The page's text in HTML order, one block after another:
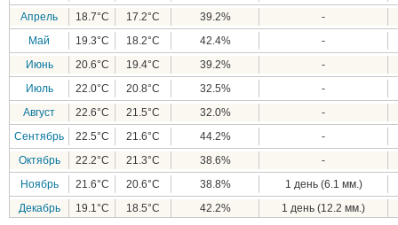
Апрель
18.7°C 17.2°C 39.2%
-
Май
19.3°C 18.2°C 42.4%
-
Июнь
20.6°C 19.4°C 39.2%
-
Июль
22.0°C 20.8°C 32.5%
-
Август
22.6°C 21.5°C 32.0%
-
Сентябрь
22.5°C 21.6°C 44.2%
-
Октябрь
22.2°C 21.3°C 38.6%
-
Ноябрь
21.6°C 20.6°C 38.8%
1 день (6.1 мм.)
Декабрь
19.1°C 18.5°C 42.2% 1 день (12.2 мм.)